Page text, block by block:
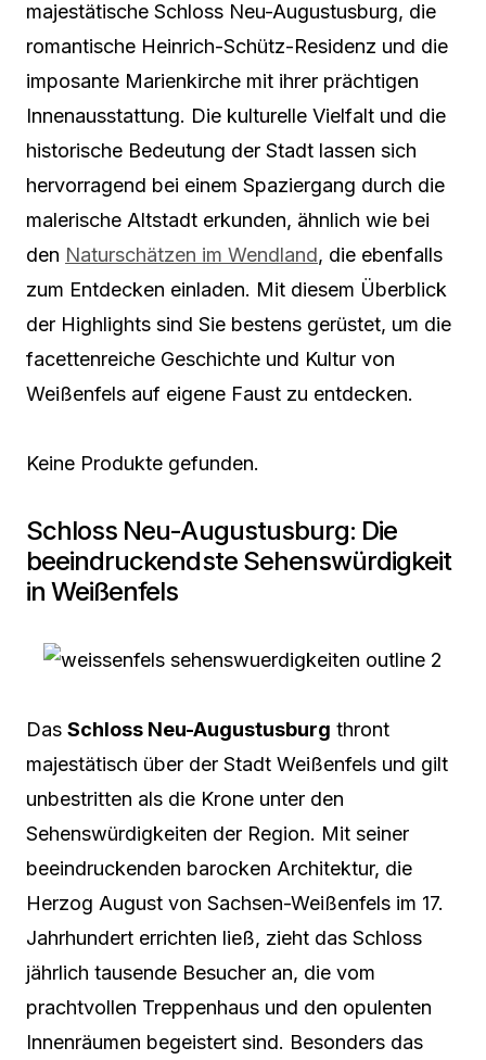
majestätische Schloss Neu-Augustusburg, die
romantische Heinrich-Schütz-Residenz und die
imposante Marienkirche mit ihrer prächtigen
Innenausstattung. Die kulturelle Vielfalt und die
historische Bedeutung der Stadt lassen sich
hervorragend bei einem Spaziergang durch die
malerische Altstadt erkunden, ähnlich wie bei
den Naturschätzen im Wendland, die ebenfalls
zum Entdecken einladen. Mit diesem Überblick
der Highlights sind Sie bestens gerüstet, um die
facettenreiche Geschichte und Kultur von
Weißenfels auf eigene Faust zu entdecken.
Keine Produkte gefunden.
Schloss Neu-Augustusburg: Die
beeindruckendste Sehenswürdigkeit
in Weißenfels
Das Schloss Neu-Augustusburg thront
majestätisch über der Stadt Weißenfels und gilt
unbestritten als die Krone unter den
Sehenswürdigkeiten der Region. Mit seiner
beeindruckenden barocken Architektur, die
Herzog August von Sachsen-Weißenfels im 17.
Jahrhundert errichten ließ, zieht das Schloss
jährlich tausende Besucher an, die vom
prachtvollen Treppenhaus und den opulenten
Innenräumen begeistert sind. Besonders das